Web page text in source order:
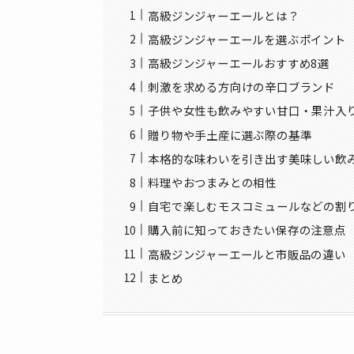
高級ジンジャーエールとは？
高級ジンジャーエールを選ぶポイント
高級ジンジャーエールおすすめ8選
刺激を求める方向けの辛口ブランド
子供や女性も飲みやすい甘口・果汁入
贈り物や手土産に選ぶ際の基準
本格的な味わいを引き出す美味しい飲
料理やおつまみとの相性
自宅で楽しむモスコミュールなどの割
購入前に知っておきたい保存の注意点
高級ジンジャーエールと市販品の違い
まとめ